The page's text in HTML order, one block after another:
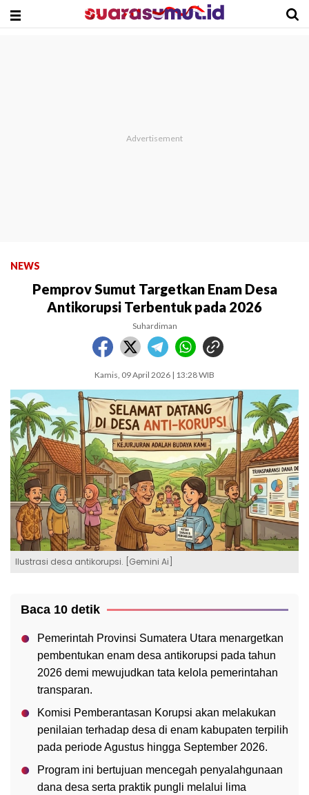
NEWS
Pemprov Sumut Targetkan Enam Desa
Antikorupsi Terbentuk pada 2026
Suhardiman
Kamis, 09 April 2026 | 13:28 WIB
Ilustrasi desa antikorupsi. [Gemini Ai]
Baca 10 detik
Pemerintah Provinsi Sumatera Utara menargetkan
pembentukan enam desa antikorupsi pada tahun
2026 demi mewujudkan tata kelola pemerintahan
transparan.
Komisi Pemberantasan Korupsi akan melakukan
penilaian terhadap desa di enam kabupaten terpilih
pada periode Agustus hingga September 2026.
Program ini bertujuan mencegah penyalahgunaan
dana desa serta praktik pungli melalui lima